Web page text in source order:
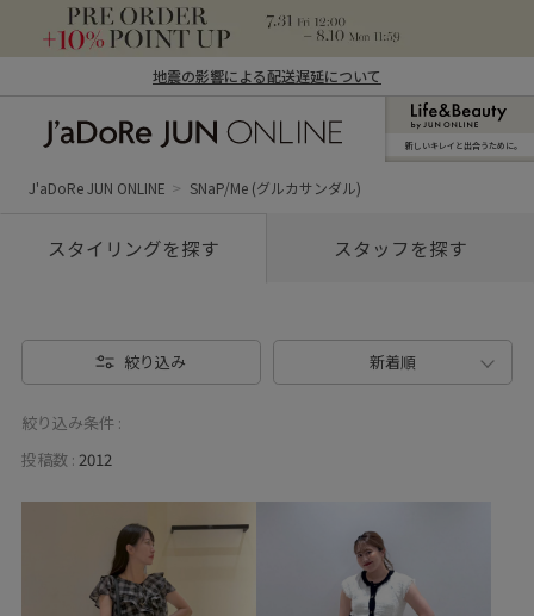
地震の影響による配送遅延について
ン オンライン）
新しいキレイと出合うために。
J'aDoRe JUN ONLINE SNaP/Me (グルカサンダル)
スタイリングを探す スタッフを探す
絞り込み 新着順
絞り込み条件 :
投稿数 : 2012